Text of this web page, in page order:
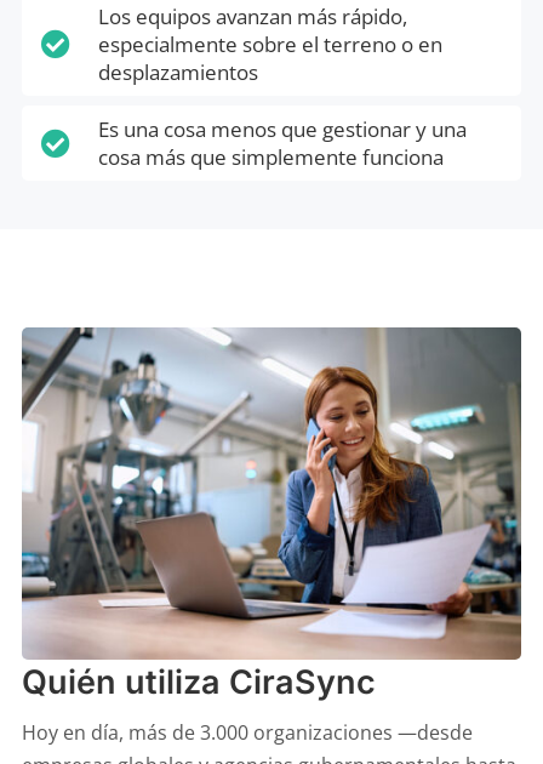

Los equipos avanzan más rápido,
especialmente sobre el terreno o en
desplazamientos

Es una cosa menos que gestionar y una
cosa más que simplemente funciona
Quién utiliza CiraSync
Hoy en día, más de 3.000 organizaciones —desde